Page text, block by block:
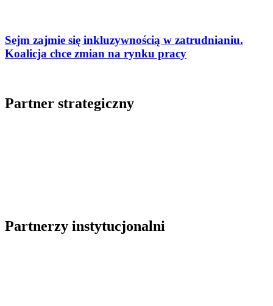
Sejm zajmie się inkluzywnością w zatrudnianiu.
Koalicja chce zmian na rynku pracy
Partner strategiczny
Partnerzy instytucjonalni